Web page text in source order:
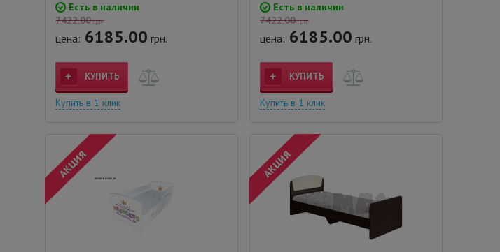
Есть в наличии
7422.00грн.
цена: 6185.00 грн.
КУПИТЬ
Купить в 1 клик
Есть в наличии
7422.00грн.
цена: 6185.00 грн.
КУПИТЬ
Купить в 1 клик